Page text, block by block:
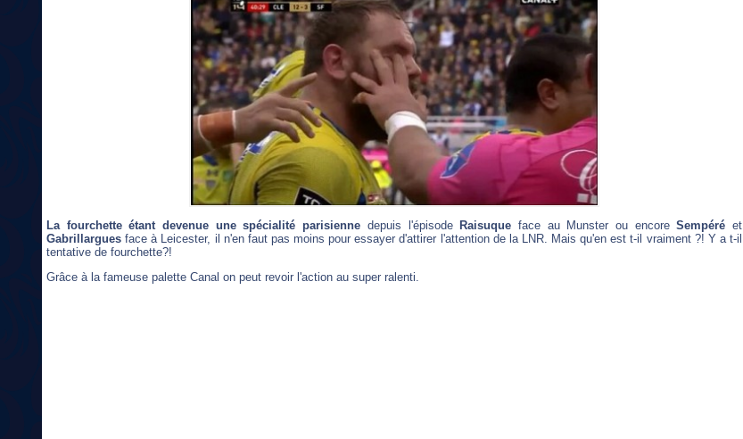
La fourchette étant devenue une spécialité parisienne depuis l'épisode Raisuque face au Munster ou encoreSempéré et
Gabrillargues face à Leicester, il n'en faut pas moins pour essayer d'attirer l'attention de la LNR. Mais qu'en est t-il vraiment ?! Y a t-il
tentative de fourchette?!
Grâce à la fameuse palette Canal on peut revoir l'action au super ralenti.